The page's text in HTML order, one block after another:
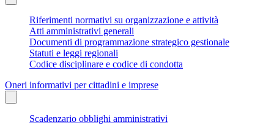
Riferimenti normativi su organizzazione e attività
Atti amministrativi generali
Documenti di programmazione strategico gestionale
Statuti e leggi regionali
Codice disciplinare e codice di condotta
Oneri informativi per cittadini e imprese
Scadenzario obblighi amministrativi